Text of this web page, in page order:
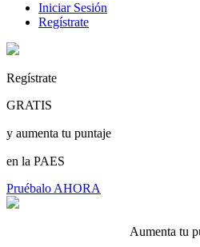
Iniciar Sesión
Regístrate
Regístrate
GRATIS
y aumenta tu puntaje
en la PAES
Pruébalo AHORA
Aumenta tu